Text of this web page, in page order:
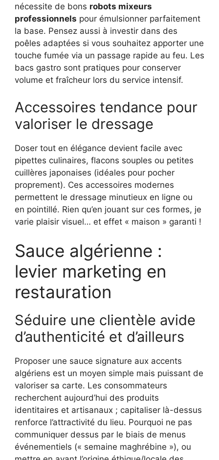
nécessite de bons robots mixeurs
professionnels pour émulsionner parfaitement
la base. Pensez aussi à investir dans des
poêles adaptées si vous souhaitez apporter une
touche fumée via un passage rapide au feu. Les
bacs gastro sont pratiques pour conserver
volume et fraîcheur lors du service intensif.
Accessoires tendance pour
valoriser le dressage
Doser tout en élégance devient facile avec
pipettes culinaires, flacons souples ou petites
cuillères japonaises (idéales pour pocher
proprement). Ces accessoires modernes
permettent le dressage minutieux en ligne ou
en pointillé. Rien qu’en jouant sur ces formes, je
varie plaisir visuel… et effet « maison » garanti !
Sauce algérienne :
levier marketing en
restauration
Séduire une clientèle avide
d’authenticité et d’ailleurs
Proposer une sauce signature aux accents
algériens est un moyen simple mais puissant de
valoriser sa carte. Les consommateurs
recherchent aujourd’hui des produits
identitaires et artisanaux ; capitaliser là-dessus
renforce l’attractivité du lieu. Pourquoi ne pas
communiquer dessus par le biais de menus
événementiels (« semaine maghrébine »), ou